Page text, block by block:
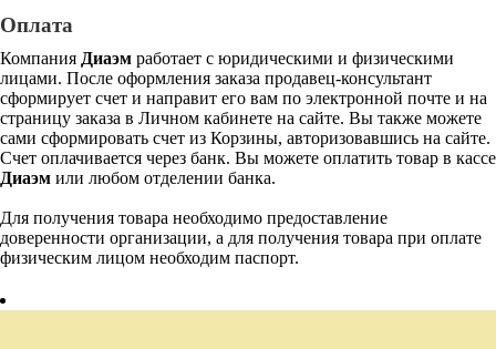
Оплата
Компания Диаэм работает с юридическими и физическими
лицами. После оформления заказа продавец-консультант
сформирует счет и направит его вам по электронной почте и на
страницу заказа в Личном кабинете на сайте. Вы также можете
сами сформировать счет из Корзины, авторизовавшись на сайте.
Счет оплачивается через банк. Вы можете оплатить товар в кассе
Диаэм или любом отделении банка.
Для получения товара необходимо предоставление
доверенности организации, а для получения товара при оплате
физическим лицом необходим паспорт.